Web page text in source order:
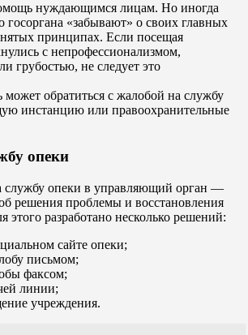
нуждающимся лицам. Но иногда
госоргана «забывают» о своих главных
принципах. Если посещая
с непрофессионализмом,
грубостью, не следует это
обратиться с жалобой на службу
инстанцию или правоохранительные
опеки
службу опеки в управляющий орган —
решения проблемы и восстановления
этого разработано несколько решений:
сайте опеки;
письмом;
факсом;
линии;
учреждения.